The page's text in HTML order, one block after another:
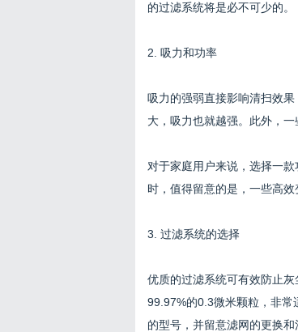
的过滤系统将是必不可少的。
2. 吸力和功率
吸力的强弱直接影响清扫效
大，吸力也就越强。此外，
对于家庭用户来说，选择一
时，值得留意的是，一些高
3. 过滤系统的选择
优质的过滤系统可有效防止
99.97%的0.3微米颗粒，非常
的型号，并留意滤网的更换和